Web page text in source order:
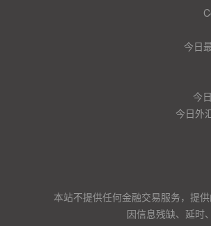
今日
今
今日外
本站不提供任何金融交易服务，提
因信息残缺、延时